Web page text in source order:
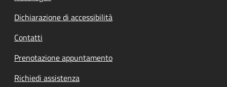
Dichiarazione di accessibilità
Contatti
Prenotazione appuntamento
Richiedi assistenza